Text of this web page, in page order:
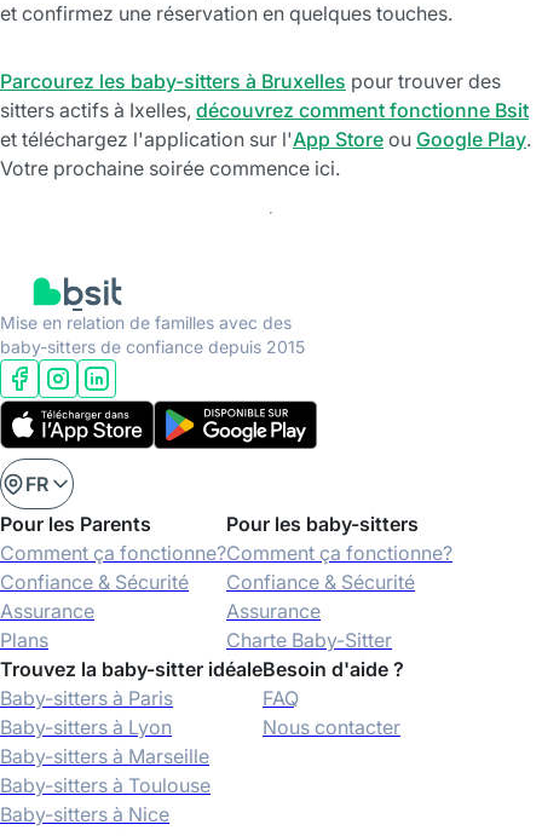
et confirmez une réservation en quelques touches.
Parcourez les baby-sitters à Bruxelles pour trouver des
sitters actifs à Ixelles, découvrez comment fonctionne Bsit
et téléchargez l'application sur l'App Store ou Google Play.
Votre prochaine soirée commence ici.
Mise en relation de familles avec des
baby-sitters de confiance depuis 2015
FR
Pour les Parents
Comment ça fonctionne?
Confiance & Sécurité
Assurance
Plans
Pour les baby-sitters
Comment ça fonctionne?
Confiance & Sécurité
Assurance
Charte Baby-Sitter
Trouvez la baby-sitter idéale
Baby-sitters à Paris
Baby-sitters à Lyon
Baby-sitters à Marseille
Baby-sitters à Toulouse
Baby-sitters à Nice
Besoin d'aide ?
FAQ
Nous contacter